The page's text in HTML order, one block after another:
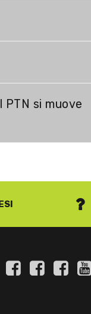
si muove